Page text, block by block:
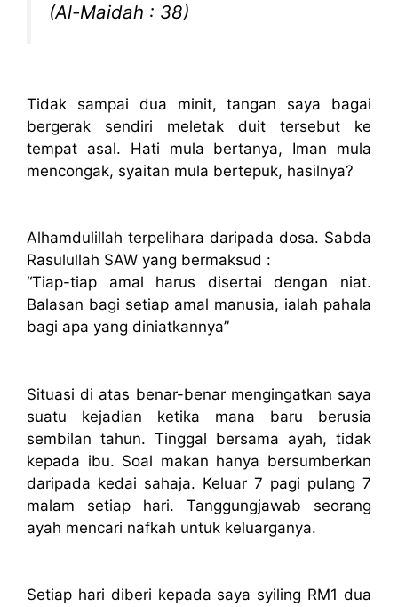
(Al-Maidah : 38)
Tidak sampai dua minit, tangan saya bagai
bergerak sendiri meletak duit tersebut ke
tempat asal. Hati mula bertanya, Iman mula
mencongak, syaitan mula bertepuk, hasilnya?
Alhamdulillah terpelihara daripada dosa. Sabda
Rasulullah SAW yang bermaksud :
“Tiap-tiap amal harus disertai dengan niat.
Balasan bagi setiap amal manusia, ialah pahala
bagi apa yang diniatkannya”
Situasi di atas benar-benar mengingatkan saya
suatu kejadian ketika mana baru berusia
sembilan tahun. Tinggal bersama ayah, tidak
kepada ibu. Soal makan hanya bersumberkan
daripada kedai sahaja. Keluar 7 pagi pulang 7
malam setiap hari. Tanggungjawab seorang
ayah mencari nafkah untuk keluarganya.
Setiap hari diberi kepada saya syiling RM1 dua